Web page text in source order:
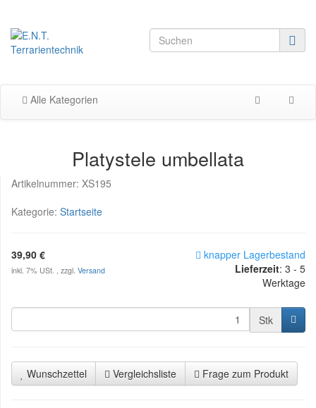
Alle Kategorien
Platystele umbellata
Artikelnummer: XS195
Kategorie: Startseite
39,90 €
inkl. 7% USt. , zzgl. Versand
knapper Lagerbestand
Lieferzeit: 3 - 5
Werktage
Stk
Wunschzettel Vergleichsliste Frage zum Produkt